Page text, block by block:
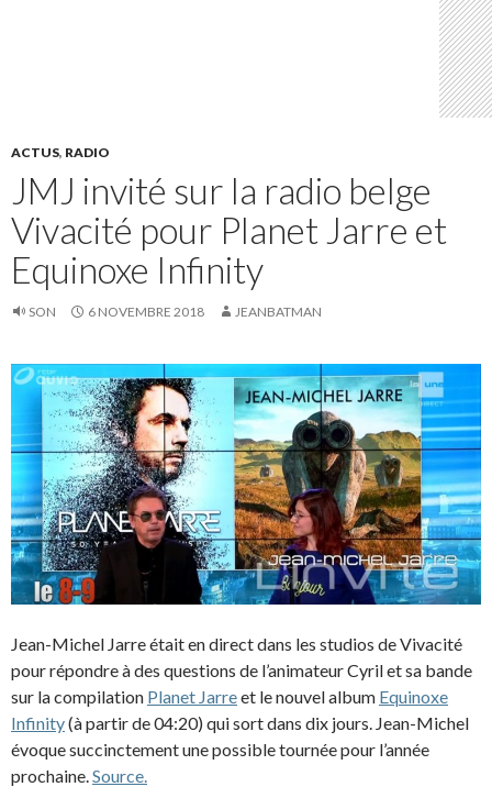
ACTUS, RADIO
JMJ invité sur la radio belge
Vivacité pour Planet Jarre et
Equinoxe Infinity
SON 6 NOVEMBRE 2018 JEANBATMAN
Jean-Michel Jarre était en direct dans les studios de Vivacité
pour répondre à des questions de l’animateur Cyril et sa bande
sur la compilation Planet Jarreet le nouvel album Equinoxe
Infinity(à partir de 04:20) qui sort dans dix jours. Jean-Michel
évoque succinctement une possible tournée pour l’année
prochaine.Source.